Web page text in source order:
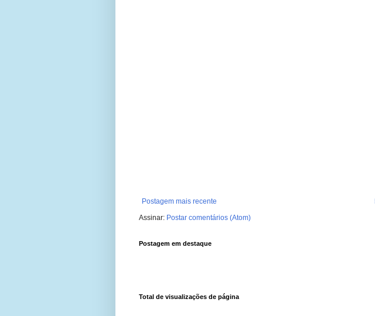
Postagem mais recente
Assinar: Postar comentários (Atom)
Postagem em destaque
Total de visualizações de página